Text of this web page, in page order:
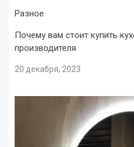
Разное
Почему вам стоит купить
производителя
20 декабря, 2023